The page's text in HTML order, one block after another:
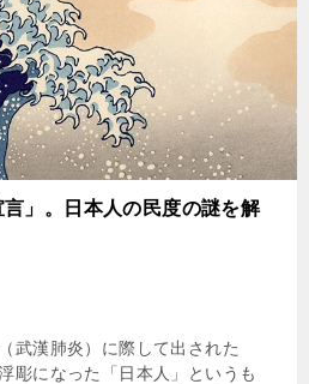
」。日本人の民度の謎を解
武漢肺炎）に際して出された
彫になった「日本人」というも